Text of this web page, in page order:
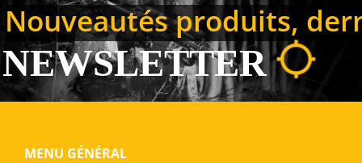
Nouveautés produits,
NEWSLETTER
MENU GÉNÉRAL